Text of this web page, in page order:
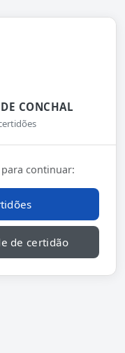
CONCHAL
continuar:
de certidão